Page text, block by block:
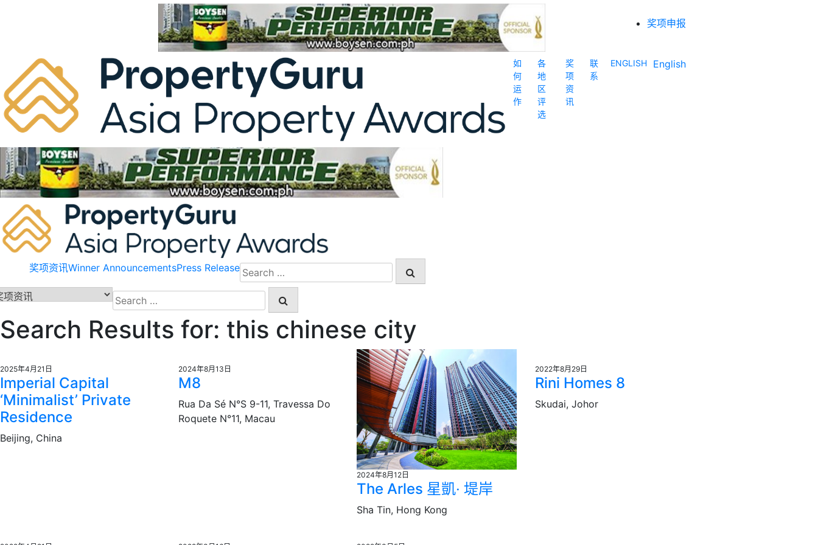
奖项申报
如
何
运
作
各
地
区
评
选
奖
项
资
讯
联
系
ENGLISH English
奖项资讯Winner AnnouncementsPress ReleaseSearch
for:
Search
for:
Search Results for: this chinese city
2025年4月21日
Imperial Capital
‘Minimalist’ Private
Residence
Beijing, China
2024年8月13日
M8
Rua Da Sé N°S 9-11, Travessa Do
Roquete N°11, Macau
2024年8月12日
The Arles 星凱‧ 堤岸
Sha Tin, Hong Kong
2022年8月29日
Rini Homes 8
Skudai, Johor